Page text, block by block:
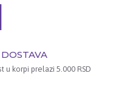
u korpi prelazi 5.000 RSD